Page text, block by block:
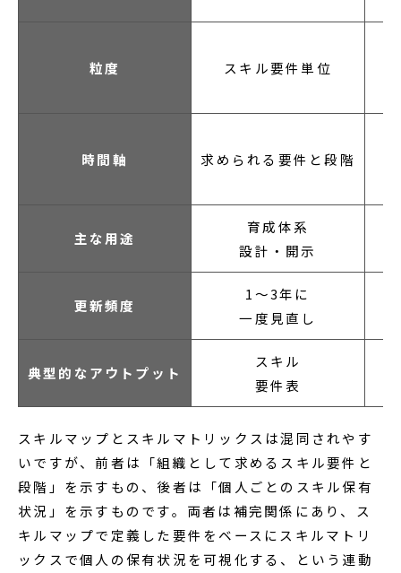
粒度 スキル要件単位
時間軸 求められる要件と段階
主な用途
育成体系
設計・開示
更新頻度
1〜3年に
一度見直し
典型的なアウトプット
スキル
要件表
スキルマップとスキルマトリックスは混同されやす
いですが、前者は「組織として求めるスキル要件と
段階」を示すもの、後者は「個人ごとのスキル保有
状況」を示すものです。両者は補完関係にあり、ス
キルマップで定義した要件をベースにスキルマトリ
ックスで個人の保有状況を可視化する、という連動